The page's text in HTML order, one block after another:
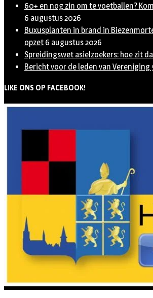
60+ en nog zin om te voetballen?
6 augustus 2026
Buxusplanten in brand in
opzet 6 augustus 2026
Spreidingswet asielzoekers: hoe zit
Bericht voor de leden van Vereniging
LIKE ONS OP FACEBOOK!